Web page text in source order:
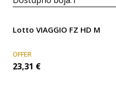
Lotto VIAGGIO FZ HD M
OFFER
23,31 €